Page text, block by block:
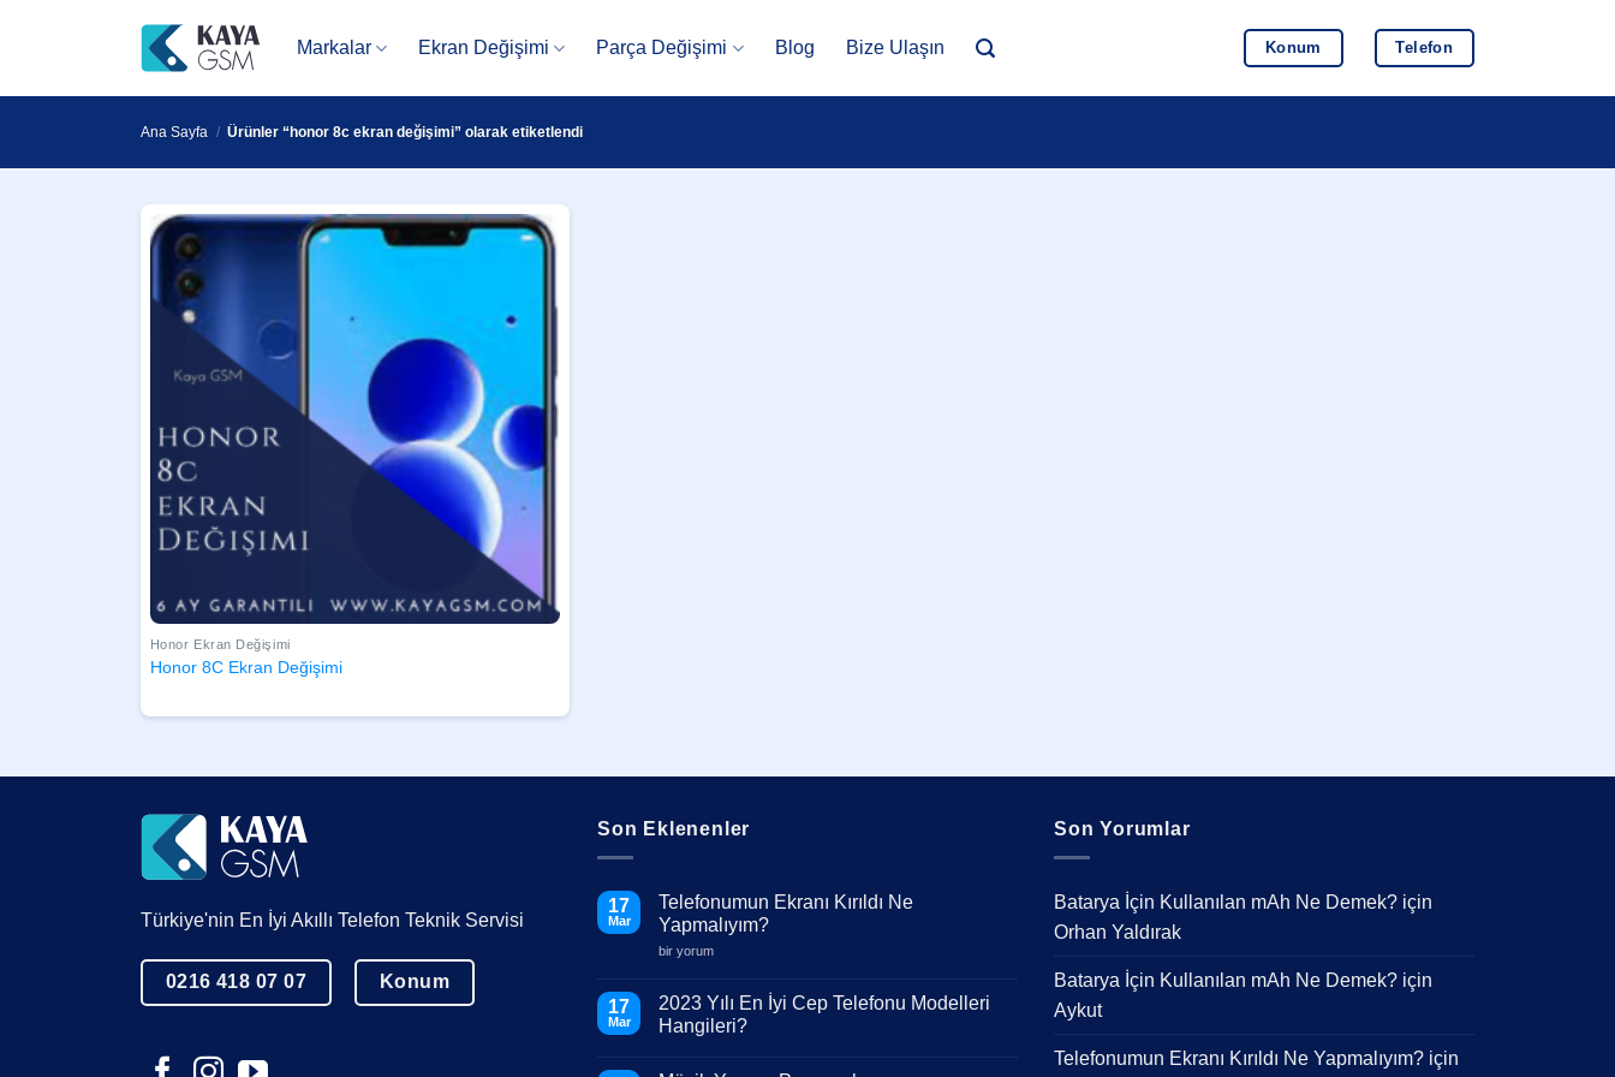
Markalar Ekran Değişimi Parça Değişimi Blog Bize Ulaşın Konum Telefon
Ana Sayfa / Ürünler “honor 8c ekran değişimi” olarak etiketlendi
Honor Ekran Değişimi
Honor 8C Ekran Değişimi
Türkiye'nin En İyi Akıllı Telefon Teknik Servisi
0216 418 07 07 Konum
Son Eklenenler
17
Mar
Telefonumun Ekranı Kırıldı Ne
Yapmalıyım?
Telefonumun
Ne
Yapmalıyım?
için
bir yorum
17
Mar
2023 Yılı En İyi Cep Telefonu Modelleri
Hangileri?
Son Yorumlar
Batarya İçin Kullanılan mAh Ne Demek? için
Orhan Yaldırak
Batarya İçin Kullanılan mAh Ne Demek? için
Aykut
Telefonumun Ekranı Kırıldı Ne Yapmalıyım? için